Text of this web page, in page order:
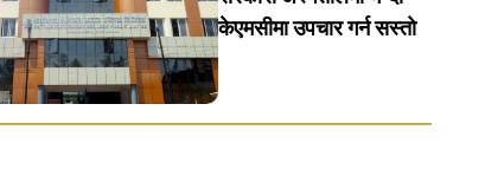
केएमसीमा उपचार गर्न सस्ताे